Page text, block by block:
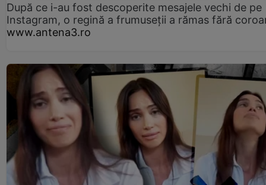
După ce i-au fost descoperite mesajele vechi de pe
Instagram, o regină a frumuseții a rămas fără
www.antena3.ro